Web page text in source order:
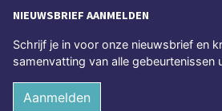
NIEUWSBRIEF AANMELDEN
Schrijf je in voor onze nieuwsbrief en
samenvatting van alle gebeurtenissen
Aanmelden